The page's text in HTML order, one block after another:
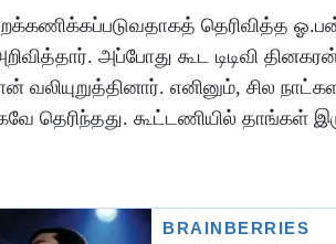
தெரிவித்த
அப்போது கூட டிடிவி
எனினும், சில
தெரிந்தது. கூட்டணியில்